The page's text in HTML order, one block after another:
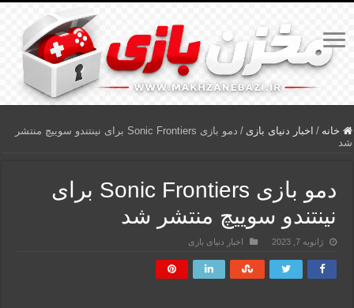
خانه / اخبار دنیای بازی /
دمو بازی Sonic Frontiers برای نینتندو سوییچ منتشر
شد
دمو بازی Sonic Frontiers برای
نینتندو سوییچ منتشر شد
ژانویه 7, 2023 اخبار دنیای بازی